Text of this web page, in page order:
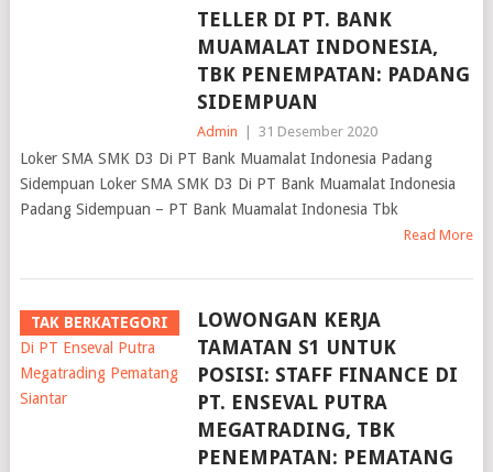
TELLER DI PT. BANK
MUAMALAT INDONESIA,
TBK PENEMPATAN: PADANG
SIDEMPUAN
Admin 31 Desember 2020
Loker SMA SMK D3 Di PT Bank Muamalat Indonesia Padang
Sidempuan Loker SMA SMK D3 Di PT Bank Muamalat Indonesia
Padang Sidempuan – PT Bank Muamalat Indonesia Tbk
Read More
TAK BERKATEGORI
LOWONGAN KERJA
TAMATAN S1 UNTUK
POSISI: STAFF FINANCE DI
PT. ENSEVAL PUTRA
MEGATRADING, TBK
PENEMPATAN: PEMATANG